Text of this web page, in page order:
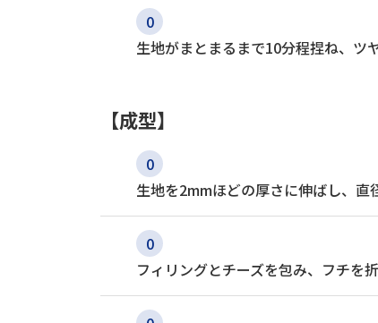
生地がまとまるまで10分程捏ね、ツ
【成型】
生地を2mmほどの厚さに伸ばし、直
フィリングとチーズを包み、フチを